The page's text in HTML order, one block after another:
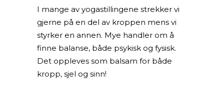
I mange av yogastillingene strekker vi
gjerne på en del av kroppen mens vi
styrker en annen. Mye handler om å
finne balanse, både psykisk og fysisk.
Det oppleves som balsam for både
kropp, sjel og sinn!